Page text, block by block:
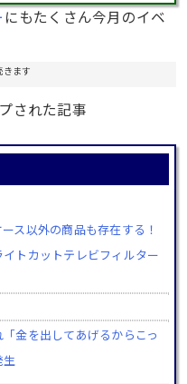
にもたくさん今月のイベ
ます
された記事
ス以外の商品も存在する！
トカットテレビフィルター
金を出してあげるからこっ
生